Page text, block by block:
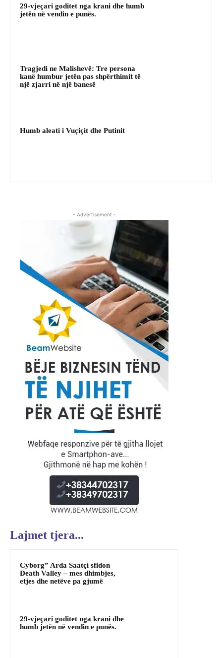
29-vjeçari goditet nga krani dhe humb
jetën në vendin e punës.
Tragjedi ne Malishevë: Tre persona
kanë humbur jetën pas shpërthimit të
një zjarri në një banesë
Humb aleati i Vuçiçit dhe Putinit
- Advertisement -
Lajmet tjera...
Cyborg” Arda Saatçi sfidon
Death Valley – mes dhimbjes,
etjes dhe netëve pa gjumë
29-vjeçari goditet nga krani dhe
humb jetën në vendin e punës.